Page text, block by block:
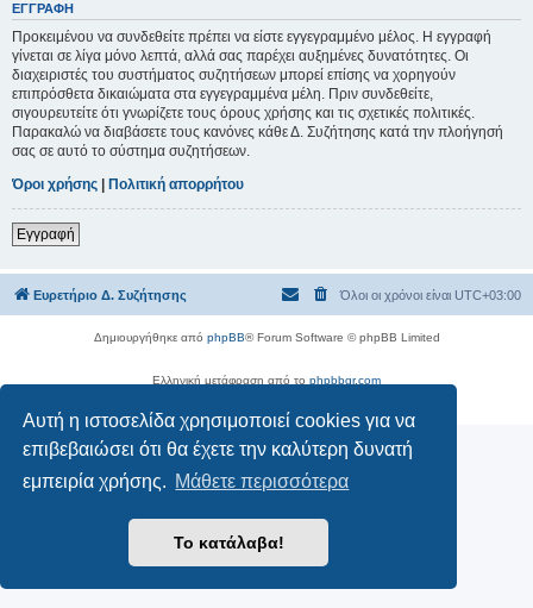
Αυτή η ιστοσελίδα χρησιμοποιεί cookies για να
επιβεβαιώσει ότι θα έχετε την καλύτερη δυνατή
εμπειρία χρήσης. Μάθετε περισσότερα
Το κατάλαβα!
ΕΓΓΡΑΦΉ
Προκειμένου να συνδεθείτε πρέπει να είστε εγγεγραμμένο μέλος. Η εγγραφή
γίνεται σε λίγα μόνο λεπτά, αλλά σας παρέχει αυξημένες δυνατότητες. Οι
διαχειριστές του συστήματος συζητήσεων μπορεί επίσης να χορηγούν
επιπρόσθετα δικαιώματα στα εγγεγραμμένα μέλη. Πριν συνδεθείτε,
σιγουρευτείτε ότι γνωρίζετε τους όρους χρήσης και τις σχετικές πολιτικές.
Παρακαλώ να διαβάσετε τους κανόνες κάθε Δ. Συζήτησης κατά την πλοήγησή
σας σε αυτό το σύστημα συζητήσεων.
Όροι χρήσης | Πολιτική απορρήτου
Εγγραφή
Ευρετήριο Δ. Συζήτησης Όλοι οι χρόνοι είναι UTC+03:00
Δημιουργήθηκε από phpBB® Forum Software © phpBB Limited
Ελληνική μετάφραση από το phpbbgr.com